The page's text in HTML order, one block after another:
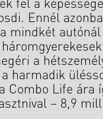
fel a
Ennél
mindkét
a
harmadik
Combo Life ára
– 8,9